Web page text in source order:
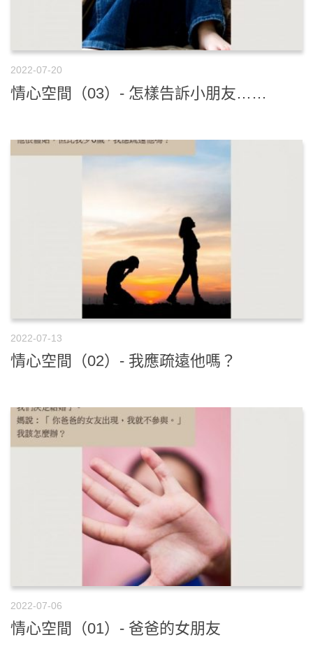
2022-07-20
情心空間（03）- 怎樣告訴小朋友……
2022-07-13
情心空間（02）- 我應疏遠他嗎？
2022-07-06
情心空間（01）- 爸爸的女朋友